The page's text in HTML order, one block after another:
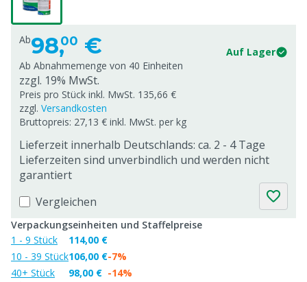
Ab98,00 €
Auf Lager
Ab Abnahmemenge von 40 Einheiten
zzgl. 19% MwSt.
Preis pro Stück inkl. MwSt. 135,66 €
zzgl. Versandkosten
Bruttopreis: 27,13 € inkl. MwSt. per kg
Lieferzeit innerhalb Deutschlands: ca. 2 - 4 Tage
Lieferzeiten sind unverbindlich und werden nicht
garantiert
Vergleichen
Verpackungseinheiten und Staffelpreise
1 - 9 Stück
10 - 39 Stück
40+ Stück
114,00 €
106,00 €
98,00 €
-7%
-14%